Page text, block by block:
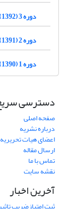
دوره 3 (1392)
دوره 2 (1391)
دوره 1 (1390)
دسترسی
صفحه اصلی
درباره نشریه
اعضای هیات تحریریه
ارسال مقاله
تماس با ما
نقشه سایت
آخرین اخبار